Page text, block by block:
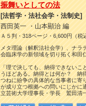
振舞いとしての法
[法哲学・法社会学・法制史]
西田英一 ・山本顯治 編
Ａ５判・318ページ・6,600円（税
メタ理論（解釈法社会学）、ナラ
会臨床学の新領域を切り拓く和田
「理で決しても、納得できないこ
うほどある。納得とは何か？ 納
つねに紛争の具体的な当事者に寄
が成り立つ根拠への問いにじかに
立芸術大学理事長・学長 鷲田清